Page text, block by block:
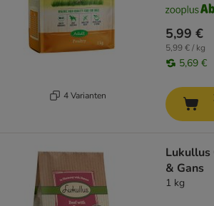
4 Varianten
5,99 €
5,99 € / kg
5,69 €
Lukullus
& Gans
1 kg